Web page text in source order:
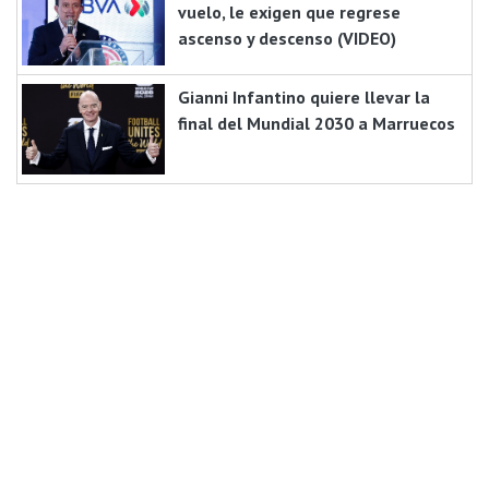
vuelo, le exigen que regrese
ascenso y descenso (VIDEO)
Gianni Infantino quiere llevar la
final del Mundial 2030 a Marruecos